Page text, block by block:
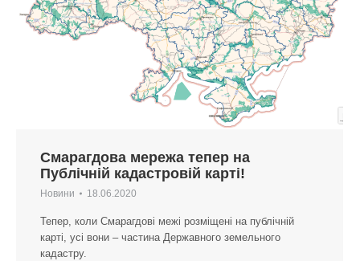
Смарагдова мережа тепер на
Публічній кадастровій карті!
Новини 18.06.2020
Тепер, коли Смарагдові межі розміщені на публічній
карті, усі вони – частина Державного земельного
кадастру.